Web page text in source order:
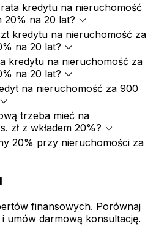
kredytu na nieruchomość
20% na 20 lat? expand_more
kredytu na nieruchomość za
na 20 lat? expand_more
kredytu na nieruchomość za
na 20 lat? expand_more
na nieruchomość za 900
expand_more
trzeba mieć na
zł z wkładem 20%? expand_more
20% przy nieruchomości za
finansowych. Porównaj
umów darmową konsultację.